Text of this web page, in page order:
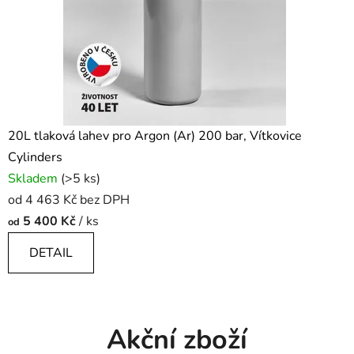
20L tlaková lahev pro Argon (Ar) 200 bar, Vítkovice
Cylinders
Skladem (>5 ks)
od 4 463 Kč bez DPH
od 5 400 Kč/ ks
DETAIL
Akční zboží